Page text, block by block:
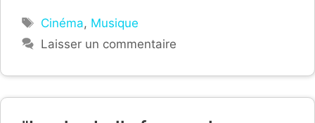
Étiquettes
Cinéma, Musique
Laisser un commentaire